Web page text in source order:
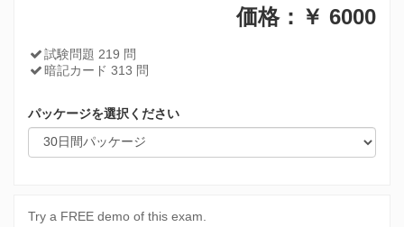
価格：￥ 6000
試験問題 219 問
暗記カード 313 問
パッケージを選択ください
Try a FREE demo of this exam.